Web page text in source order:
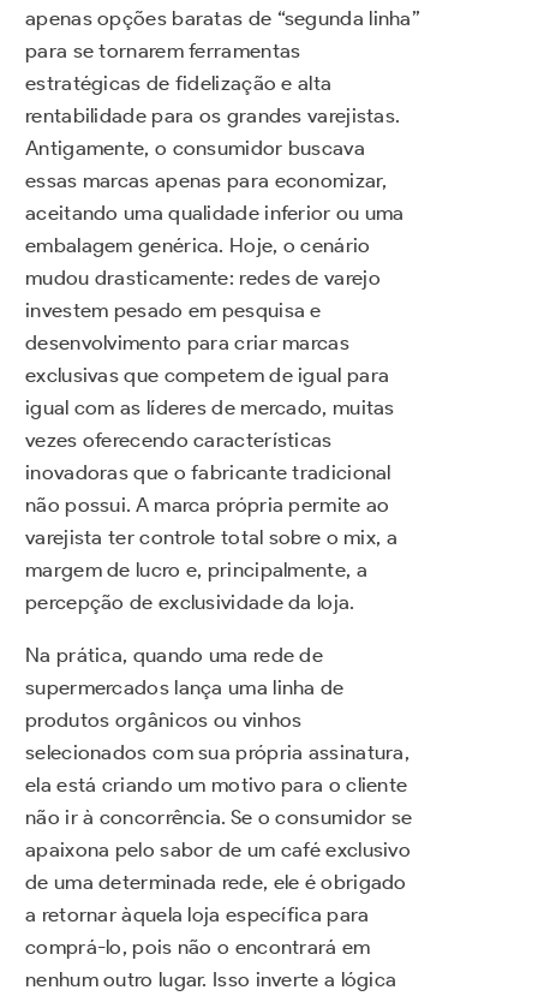
apenas opções baratas de “segunda linha”
para se tornarem ferramentas
estratégicas de fidelização e alta
rentabilidade para os grandes varejistas.
Antigamente, o consumidor buscava
essas marcas apenas para economizar,
aceitando uma qualidade inferior ou uma
embalagem genérica. Hoje, o cenário
mudou drasticamente: redes de varejo
investem pesado em pesquisa e
desenvolvimento para criar marcas
exclusivas que competem de igual para
igual com as líderes de mercado, muitas
vezes oferecendo características
inovadoras que o fabricante tradicional
não possui. A marca própria permite ao
varejista ter controle total sobre o mix, a
margem de lucro e, principalmente, a
percepção de exclusividade da loja.
Na prática, quando uma rede de
supermercados lança uma linha de
produtos orgânicos ou vinhos
selecionados com sua própria assinatura,
ela está criando um motivo para o cliente
não ir à concorrência. Se o consumidor se
apaixona pelo sabor de um café exclusivo
de uma determinada rede, ele é obrigado
a retornar àquela loja específica para
comprá-lo, pois não o encontrará em
nenhum outro lugar. Isso inverte a lógica